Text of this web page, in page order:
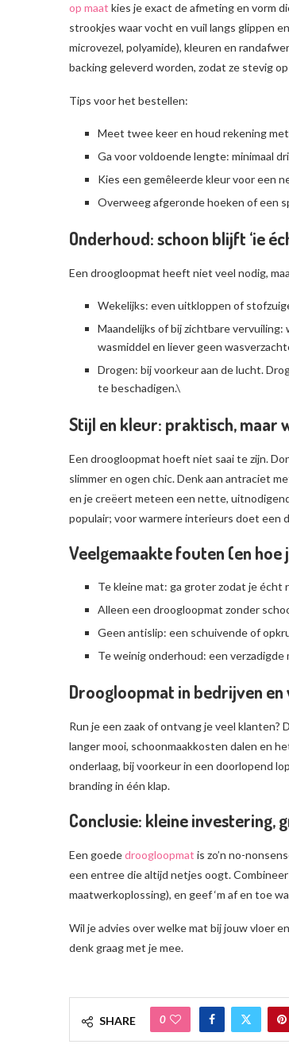
op maat kies je exact de afmeting en vorm
strookjes waar vocht en vuil langs glippen
microvezel, polyamide), kleuren en
backing geleverd worden, zodat ze stevig
Tips voor het bestellen:
Meet twee keer en houd rekening
Ga voor voldoende lengte: minimaal
Kies een gemêleerde kleur voor een
Overweeg afgeronde hoeken of een
Onderhoud: schoon blijft ‘ie
Een droogloopmat heeft niet veel nodig,
Wekelijks: even uitkloppen of
Maandelijks of bij zichtbare vervuiling:
wasmiddel en liever geen
Drogen: bij voorkeur aan de lucht.
te beschadigen.\
Stijl en kleur: praktisch, maar
Een droogloopmat hoeft niet saai te zijn.
slimmer en ogen chic. Denk aan antraciet
en je creëert meteen een nette,
populair; voor warmere interieurs doet een
Veelgemaakte fouten (en
Te kleine mat: ga groter zodat je écht
Alleen een droogloopmat zonder
Geen antislip: een schuivende of
Te weinig onderhoud: een
Droogloopmat in bedrijven en
Run je een zaak of ontvang je veel
langer mooi, schoonmaakkosten dalen en
onderlaag, bij voorkeur in een doorlopend
branding in één klap.
Conclusie: kleine investering,
Een goededroogloopmat is zo’n no-
een entree die altijd netjes oogt.
maatwerkoplossing), en geef ‘m af en toe
Wil je advies over welke mat bij jouw vloer
denk graag met je mee.
SHARE 0